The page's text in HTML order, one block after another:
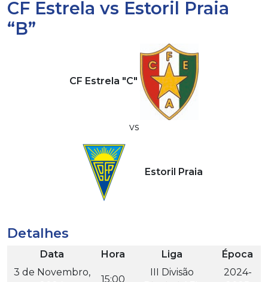
CF Estrela vs Estoril Praia
“B”
CF Estrela "C"
vs
Estoril Praia
Detalhes
Data Hora Liga
Época
3 de Novembro,
15:00
III Divisão
2024-